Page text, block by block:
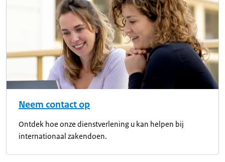
Neem contact op
Ontdek hoe onze dienstverlening u kan helpen bij
internationaal zakendoen.